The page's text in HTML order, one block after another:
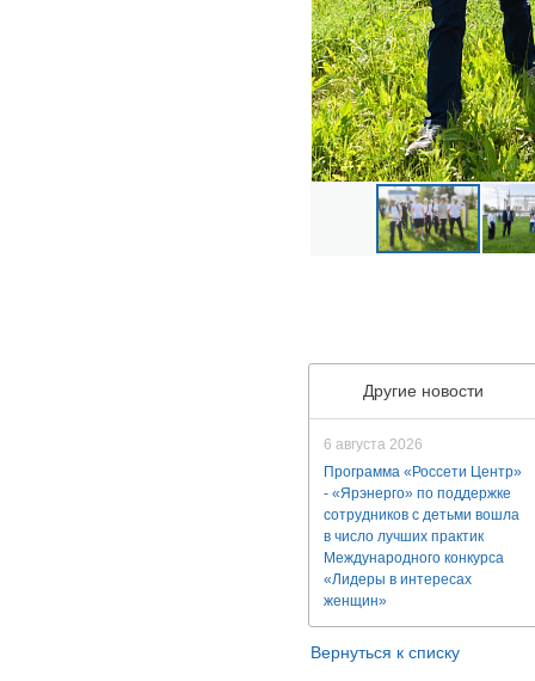
Другие новости
6 августа 2026
Программа «Россети Центр»
- «Ярэнерго» по поддержке
сотрудников с детьми вошла
в число лучших практик
Международного конкурса
«Лидеры в интересах
женщин»
Вернуться к списку